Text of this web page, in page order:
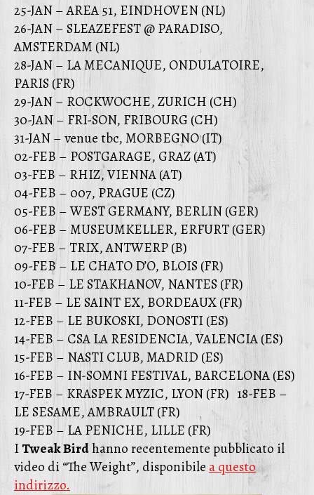
25-JAN – AREA 51, EINDHOVEN (NL)
26-JAN – SLEAZEFEST @ PARADISO,
AMSTERDAM (NL)
28-JAN – LA MECANIQUE, ONDULATOIRE,
PARIS (FR)
29-JAN – ROCKWOCHE, ZURICH (CH)
30-JAN – FRI-SON, FRIBOURG (CH)
31-JAN – venue tbc, MORBEGNO (IT)
02-FEB – POSTGARAGE, GRAZ (AT)
03-FEB – RHIZ, VIENNA (AT)
04-FEB – 007, PRAGUE (CZ)
05-FEB – WEST GERMANY, BERLIN (GER)
06-FEB – MUSEUMKELLER, ERFURT (GER)
07-FEB – TRIX, ANTWERP (B)
09-FEB – LE CHATO D’O, BLOIS (FR)
10-FEB – LE STAKHANOV, NANTES (FR)
11-FEB – LE SAINT EX, BORDEAUX (FR)
12-FEB – LE BUKOSKI, DONOSTI (ES)
14-FEB – CSA LA RESIDENCIA, VALENCIA (ES)
15-FEB – NASTI CLUB, MADRID (ES)
16-FEB – IN-SOMNI FESTIVAL, BARCELONA (ES)
17-FEB – KRASPEK MYZIC, LYON (FR) 18-FEB –
LE SESAME, AMBRAULT (FR)
19-FEB – LA PENICHE, LILLE (FR)
ITweak Birdhanno recentemente pubblicato il
video di “The Weight”, disponibile a questo
indirizzo.